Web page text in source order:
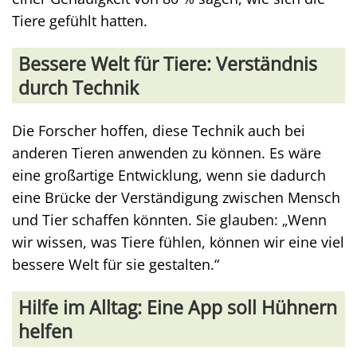
Tiere gefühlt hatten.
Bessere Welt für Tiere: Verständnis
durch Technik
Die Forscher hoffen, diese Technik auch bei
anderen Tieren anwenden zu können. Es wäre
eine großartige Entwicklung, wenn sie dadurch
eine Brücke der Verständigung zwischen Mensch
und Tier schaffen könnten. Sie glauben: „Wenn
wir wissen, was Tiere fühlen, können wir eine viel
bessere Welt für sie gestalten.“
Hilfe im Alltag: Eine App soll Hühnern
helfen